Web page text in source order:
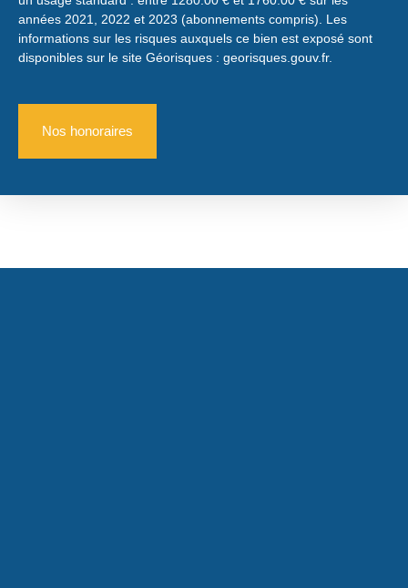
années 2021, 2022 et 2023 (abonnements compris). Les
informations sur les risques auxquels ce bien est exposé sont
disponibles sur le site Géorisques : georisques.gouv.fr.
Nos honoraires